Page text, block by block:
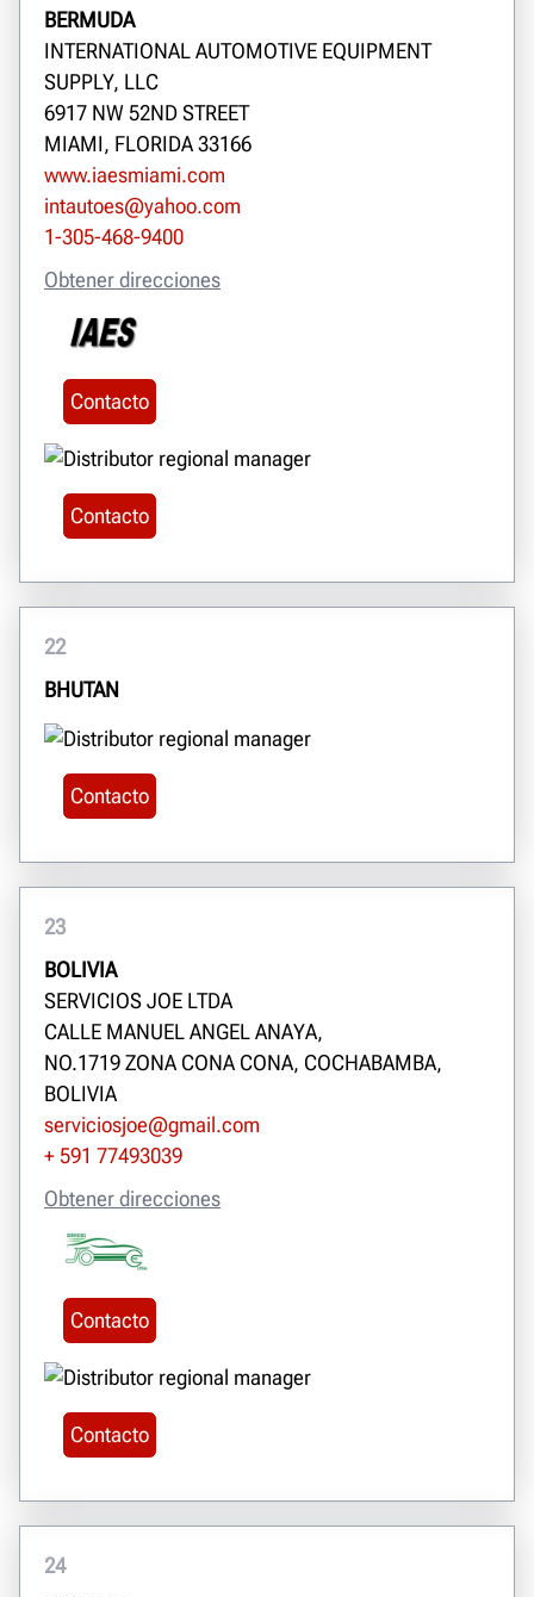
BERMUDA
INTERNATIONAL AUTOMOTIVE EQUIPMENT
SUPPLY, LLC
6917 NW 52ND STREET
MIAMI, FLORIDA 33166
www.iaesmiami.com
intautoes@yahoo.com
1-305-468-9400
Obtener direcciones
Contacto
Contacto
22
BHUTAN
Contacto
23
BOLIVIA
SERVICIOS JOE LTDA
CALLE MANUEL ANGEL ANAYA,
NO.1719 ZONA CONA CONA, COCHABAMBA,
BOLIVIA
serviciosjoe@gmail.com
+ 591 77493039
Obtener direcciones
Contacto
Contacto
24